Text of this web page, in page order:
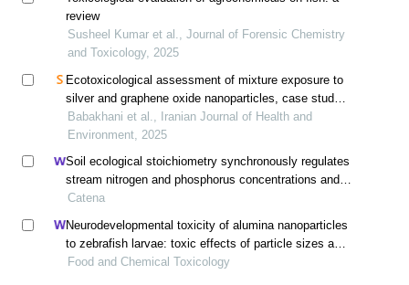
review
Susheel Kumar et al., Journal of Forensic Chemistry
and Toxicology, 2025
Ecotoxicological assessment of mixture exposure to
silver and graphene oxide nanoparticles, case study:
histopathology effects of gill and intestine tissues of
guppy fish (poecilia reticulata)
Babakhani et al., Iranian Journal of Health and
Environment, 2025
Soil ecological stoichiometry synchronously regulates
stream nitrogen and phosphorus concentrations and
ratios
Catena
Neurodevelopmental toxicity of alumina nanoparticles
to zebrafish larvae: toxic effects of particle sizes and
ions
Food and Chemical Toxicology